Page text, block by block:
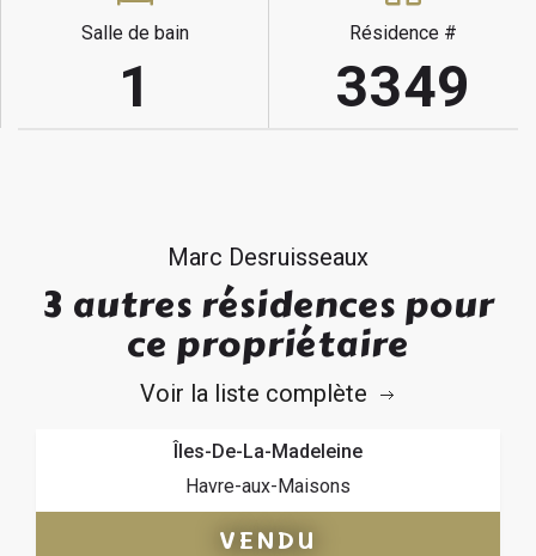
Salle de bain
1
Résidence #
3349
Marc Desruisseaux
3 autres résidences pour
ce propriétaire
Voir la liste complète
Îles-De-La-Madeleine
Havre-aux-Maisons
VENDU